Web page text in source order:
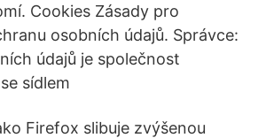
Cookies Zásady pro
osobních údajů. Správce:
údajů je společnost
sídlem
Firefox slibuje zvýšenou